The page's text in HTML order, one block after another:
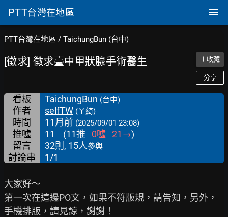
PTT台灣在地區
PTT台灣在地區 / TaichungBun (台中)
[徵求] 徵求臺中甲狀腺手術醫生 ＋收藏
分享
看板 TaichungBun (台中)
作者 selfTW (ㄚ綺)
時間 11月前 (2025/09/01 23:08)
推噓 11 (11推 0噓 21 →)
留言
32則, 15人參與
討論串 1/1
大家好～
第一次在這邊PO文，如果不符版規，請告知，另外，
手機排版，請見諒，謝謝！